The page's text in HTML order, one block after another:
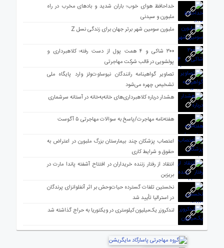
خداحافظ هوای خوب؛ باران شدید و بادهای مخرب در راه
ملبورن و سیدنی
ملبورن سومین شهر برتر جهان برای زندگی نسل Z
۳۰۰ شاکی و ۴ همت پول از دست رفته؛ کلاهبرداری و
پولشویی در قالب شرکت مهاجرتی
تصاویر گواهینامه رانندگان نیوساوت‌ولز وارد پایگاه ملی
تشخیص چهره می‌شود
هشدار درباره کلاهبرداری‌های خانه‌به‌خانه در آستانه سرشماری
هفته‌نامه مهاجرت/پاسخ به سوالات مهاجرتی ۵ آگوست
اعتصاب پزشکان چند بیمارستان بزرگ ملبورن در اعتراض به
حقوق و شرایط کاری
انتقاد از رفتار زننده خریداران در افتتاح آشفته پاندا مارت در
بریزبن
نخستین تلفات گسترده حیات‌وحش بر اثر آنفلوانزای پرندگان
در استرالیا تأیید شد
لندکروزر یک‌میلیون کیلومتری در ویکتوریا به حراج گذاشته شد